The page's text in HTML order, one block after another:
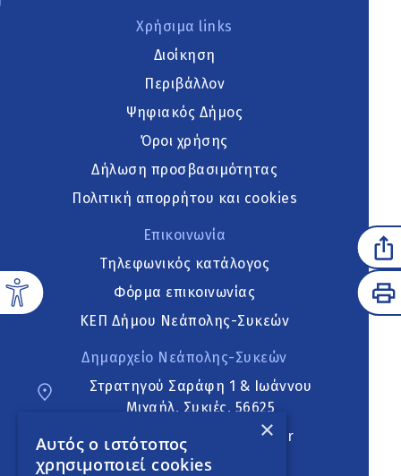
Χρήσιμα links
Διοίκηση
Περιβάλλον
Ψηφιακός Δήμος
Όροι χρήσης
Δήλωση προσβασιμότητας
Πολιτική απορρήτου και cookies
Επικοινωνία
Τηλεφωνικός κατάλογος
Φόρμα επικοινωνίας
ΚΕΠ Δήμου Νεάπολης-Συκεών
Δημαρχείο Νεάπολης-Συκεών
Στρατηγού Σαράφη 1 & Ιωάννου
Μιχαήλ, Συκιές, 56625
neapoli.sykies@ddt.gov.gr
×
Αυτός ο ιστότοπος
χρησιμοποιεί cookies